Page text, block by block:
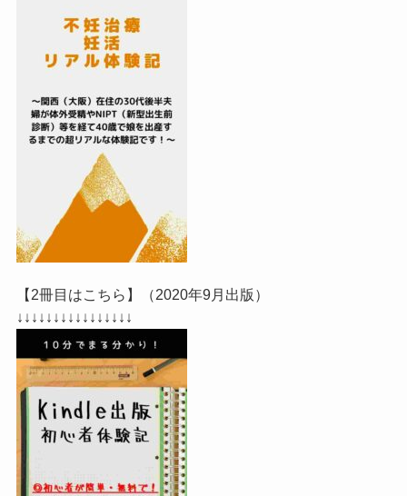
【2冊目はこちら】（2020年9月出版）
↓↓↓↓↓↓↓↓↓↓↓↓↓↓↓↓